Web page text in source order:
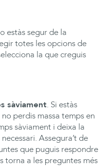
estàs segur de la
totes les opcions de
la que creguis
sàviament. Si estàs
perdis massa temps en
sàviament i deixa la
Assegura’t de
que puguis respondre
torna a les preguntes més